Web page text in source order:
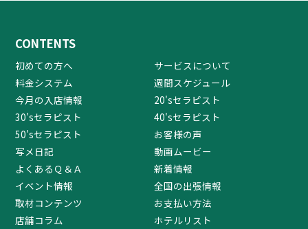
CONTENTS
初めての方へ
サービスについて
料金システム
週間スケジュール
今月の入店情報
20'sセラピスト
30'sセラピスト
40'sセラピスト
50'sセラピスト
お客様の声
写メ日記
動画ムービー
よくあるＱ＆Ａ
新着情報
イベント情報
全国の出張情報
取材コンテンツ
お支払い方法
店舗コラム
ホテルリスト